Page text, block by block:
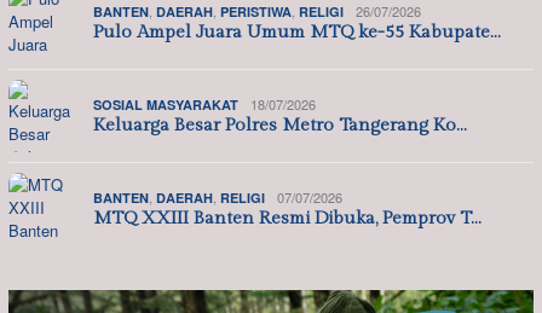
BANTEN, DAERAH, PERISTIWA, RELIGI 26/07/2026
Pulo Ampel Juara Umum MTQ ke-55 Kabupate…
SOSIAL MASYARAKAT 18/07/2026
Keluarga Besar Polres Metro Tangerang Ko…
BANTEN, DAERAH, RELIGI 07/07/2026
MTQ XXIII Banten Resmi Dibuka, Pemprov T…